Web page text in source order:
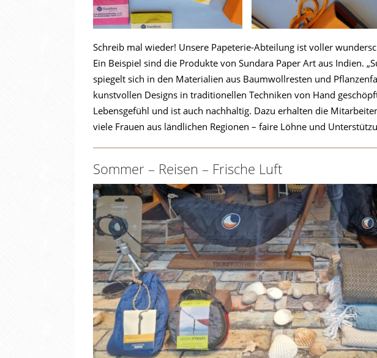
Schreib mal wieder! Unsere Papeterie-Abteilung ist voller
Ein Beispiel sind die Produkte von Sundara Paper Art aus Indien.
spiegelt sich in den Materialien aus Baumwollresten und
kunstvollen Designs in traditionellen Techniken von Hand
Lebensgefühl und ist auch nachhaltig. Dazu erhalten die
viele Frauen aus ländlichen Regionen – faire Löhne und
Sommer – Reisen – Frische Luft